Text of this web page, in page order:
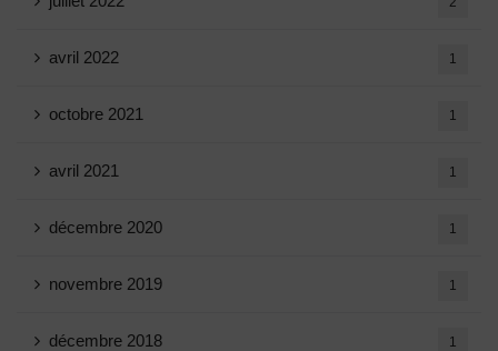
avril 2022 1
octobre 2021 1
avril 2021 1
décembre 2020 1
novembre 2019 1
décembre 2018 1